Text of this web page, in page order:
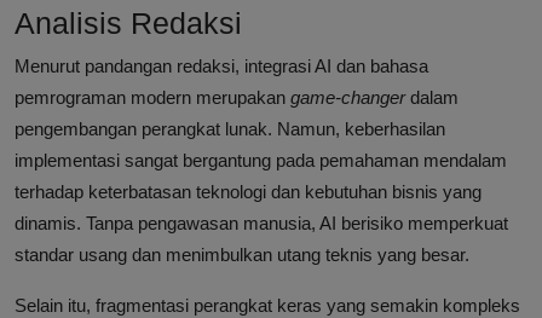
Analisis Redaksi
Menurut pandangan redaksi, integrasi AI dan bahasa
pemrograman modern merupakan game-changerdalam
pengembangan perangkat lunak. Namun, keberhasilan
implementasi sangat bergantung pada pemahaman mendalam
terhadap keterbatasan teknologi dan kebutuhan bisnis yang
dinamis. Tanpa pengawasan manusia, AI berisiko memperkuat
standar usang dan menimbulkan utang teknis yang besar.
Selain itu, fragmentasi perangkat keras yang semakin kompleks